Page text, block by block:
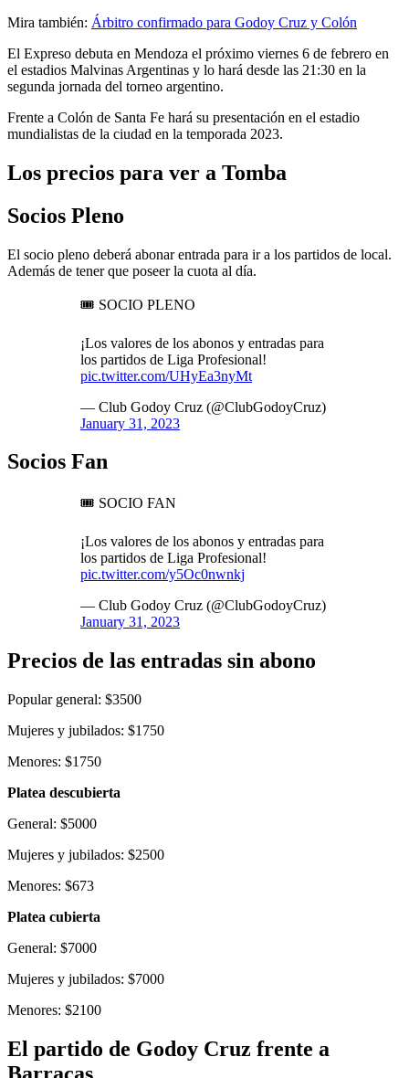
Mira también: Árbitro confirmado para Godoy Cruz y Colón
El Expreso debuta en Mendoza el próximo viernes 6 de febrero en
el estadios Malvinas Argentinas y lo hará desde las 21:30 en la
segunda jornada del torneo argentino.
Frente a Colón de Santa Fe hará su presentación en el estadio
mundialistas de la ciudad en la temporada 2023.
Los precios para ver a Tomba
Socios Pleno
El socio pleno deberá abonar entrada para ir a los partidos de local.
Además de tener que poseer la cuota al día.
🎟️ SOCIO PLENO
¡Los valores de los abonos y entradas para
los partidos de Liga Profesional!
pic.twitter.com/UHyEa3nyMt
— Club Godoy Cruz (@ClubGodoyCruz)
January 31, 2023
Socios Fan
🎟️ SOCIO FAN
¡Los valores de los abonos y entradas para
los partidos de Liga Profesional!
pic.twitter.com/y5Oc0nwnkj
— Club Godoy Cruz (@ClubGodoyCruz)
January 31, 2023
Precios de las entradas sin abono
Popular general: $3500
Mujeres y jubilados: $1750
Menores: $1750
Platea descubierta
General: $5000
Mujeres y jubilados: $2500
Menores: $673
Platea cubierta
General: $7000
Mujeres y jubilados: $7000
Menores: $2100
El partido de Godoy Cruz frente a